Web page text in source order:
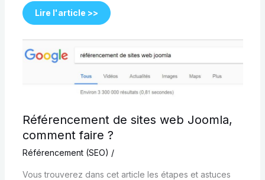
Lire l'article >>
Référencement de sites web Joomla,
comment faire ?
Référencement (SEO) /
Vous trouverez dans cet article les étapes et astuces